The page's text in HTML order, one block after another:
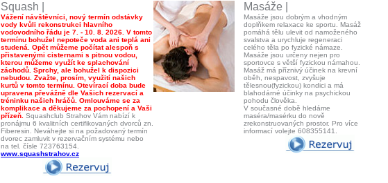
Squash |
Vážení návštěvníci, nový termín odstávky
vody kvůli rekonstrukci hlavního
vodovodního řádu je 7. - 10. 8. 2026. V tomto
termínu bohužel nepoteče voda ani teplá ani
studená. Opět můžeme počítat alespoň s
přistavenými cisternami s pitnou vodou,
kterou můžeme využít ke splachování
záchodů. Sprchy, ale bohužel k dispozici
nebudou. Zvažte, prosím, využití našich
kurtů v tomto termínu. Otevírací doba bude
upravena převážně dle Vašich rezervací a
tréninku našich hráčů. Omlouváme se za
komplikace a děkujeme za pochopení a Vaši
přízeň. Squashclub Strahov Vám nabízí k
pronájmu 6 kvalitních certifikovaných dvorců zn.
Fiberesin. Neváhejte si na požadovaný termín
dvorec zamluvit v rezervačním systému nebo
na tel. čísle 723763154.
www.squashstrahov.cz
Masáže |
Masáže jsou dobrým a vhodným
doplňkem relaxace ke sportu. Masáž
pomáhá tělu ulevit od namoženého
svalstva a urychluje regeneraci
celého těla po fyzické námaze.
Masáže jsou určeny nejen pro
sportovce s větší fyzickou námahou.
Masáž má příznivý účinek na krevní
oběh, nespavost, zvyšuje
tělesnou(fyzickou) kondici a má
blahodárné účinky na psychickou
pohodu člověka.
V současné době hledáme
maséra/masérku do nově
zrekonstruovaných prostor. Pro více
informací volejte 608355141.